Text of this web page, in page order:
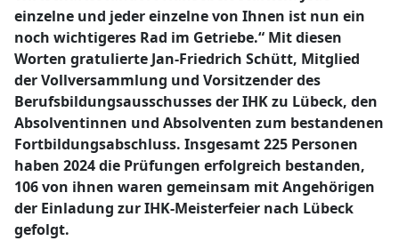
einzelne und jeder einzelne von Ihnen ist nun ein
noch wichtigeres Rad im Getriebe.“ Mit diesen
Worten gratulierte Jan-Friedrich Schütt, Mitglied
der Vollversammlung und Vorsitzender des
Berufsbildungsausschusses der IHK zu Lübeck, den
Absolventinnen und Absolventen zum bestandenen
Fortbildungsabschluss. Insgesamt 225 Personen
haben 2024 die Prüfungen erfolgreich bestanden,
106 von ihnen waren gemeinsam mit Angehörigen
der Einladung zur IHK-Meisterfeier nach Lübeck
gefolgt.